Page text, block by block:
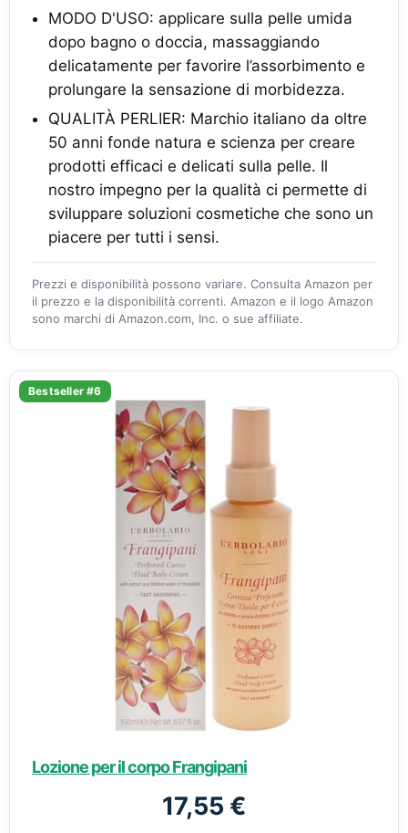
MODO D'USO: applicare sulla pelle umida
dopo bagno o doccia, massaggiando
delicatamente per favorire l’assorbimento e
prolungare la sensazione di morbidezza.
QUALITÀ PERLIER: Marchio italiano da oltre
50 anni fonde natura e scienza per creare
prodotti efficaci e delicati sulla pelle. Il
nostro impegno per la qualità ci permette di
sviluppare soluzioni cosmetiche che sono un
piacere per tutti i sensi.
Prezzi e disponibilità possono variare. Consulta Amazon per
il prezzo e la disponibilità correnti. Amazon e il logo Amazon
sono marchi di Amazon.com, Inc. o sue affiliate.
Bestseller #6
Lozione per il corpo Frangipani
17,55 €